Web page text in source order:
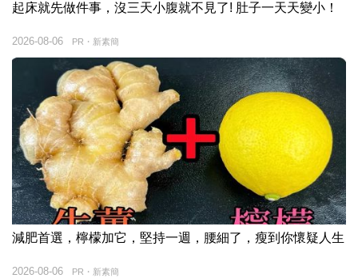
起床就先做件事，沒三天小腹就不見了! 肚子一天天變小！
PR・新素簡
2026-08-06
減肥首選，檸檬加它，堅持一週，腰細了，瘦到你懷疑人生
PR・新素簡
2026-08-06